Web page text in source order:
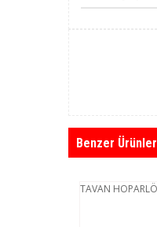
Benzer Ürünler
TAVAN HOPARLÖR